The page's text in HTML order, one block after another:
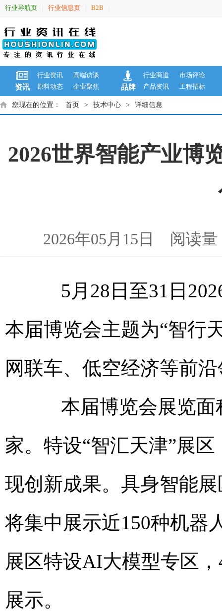
行业导航页 行业信息页 B2B
资讯
行业资讯
高端访谈
原料动态
企业聚焦 品牌
行业商道
市场评论
产品资讯
工程招标
您现在的位置： 首页 > 技术中心 > 详细信息
2026世界智能产业博
2026年05月15日 阅读
5月28日至31日
本届博览会主题为“智行
网联车、低空经济等前
本届博览会展览面
家。特设“智汇天津”展
现创新成果。具身智能
将集中展示近150种机器
展区特设AI大模型专区
展示。